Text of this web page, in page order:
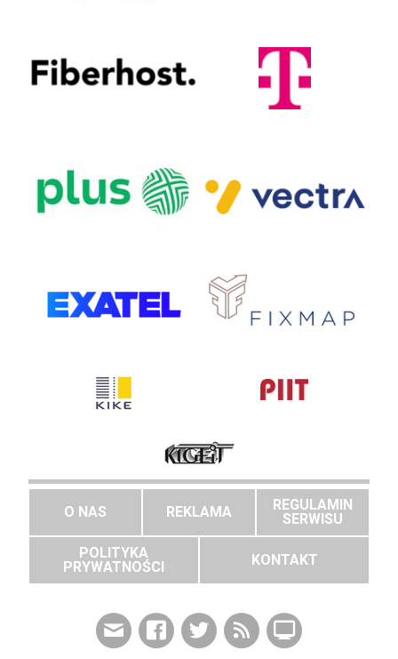
O NAS REKLAMA
REGULAMIN
SERWISU
POLITYKA
PRYWATNOŚCI
KONTAKT